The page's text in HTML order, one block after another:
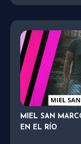
MIEL SAN
EN EL RÍO